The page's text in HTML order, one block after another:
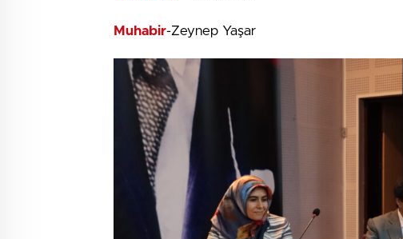
Muhabir-Zeynep Yaşar